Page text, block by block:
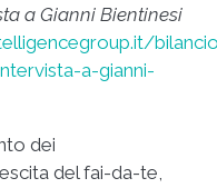
a Gianni Bientinesi
a-gianni-
dei
del fai-da-te,